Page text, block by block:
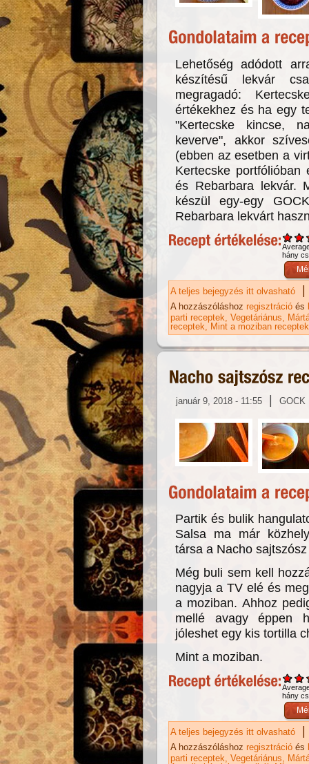
Lehetőség adódott
készítésű lekvár
megragadó:
értékekhez és ha egy
"Kertecske kincse,
keverve", akkor
(ebben az esetben a
Kertecske portfólióban
és Rebarbara lekvár.
készül egy-egy
Rebarbara lekvárt
hány
A teljes bejegyzés itt olvasható |
A hozzászóláshoz regisztráció és
parti receptek Vegetáriánus
receptek
Mint a moziban receptek
január 9, 2018 - 11:55 | GOCK
Partik és bulik
Salsa ma már
társa a Nacho
Még buli sem kell
nagyja a TV elé és
a moziban. Ahhoz
mellé avagy éppen
jóleshet egy kis tortilla
Mint a moziban.
hány
A teljes bejegyzés itt olvasható |
A hozzászóláshoz regisztráció és
parti receptek Vegetáriánus